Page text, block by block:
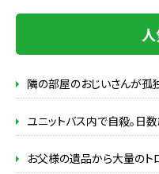
隣の部屋のおじいさんが
ユニットバス内で自殺。日
お父様の遺品から大量のト